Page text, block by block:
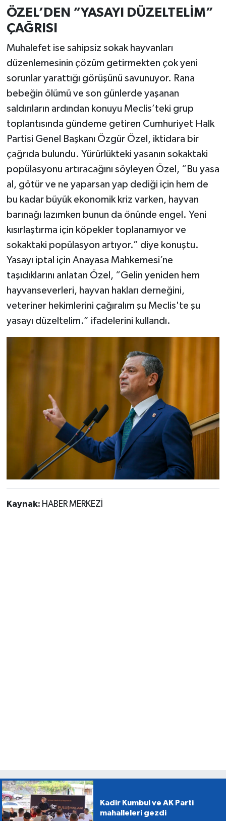
ÖZEL’DEN “YASAYI DÜZELTELİM”
ÇAĞRISI
Muhalefet ise sahipsiz sokak hayvanları
düzenlemesinin çözüm getirmekten çok yeni
sorunlar yarattığı görüşünü savunuyor. Rana
bebeğin ölümü ve son günlerde yaşanan
saldırıların ardından konuyu Meclis’teki grup
toplantısında gündeme getiren Cumhuriyet Halk
Partisi Genel Başkanı Özgür Özel, iktidara bir
çağrıda bulundu. Yürürlükteki yasanın sokaktaki
popülasyonu artıracağını söyleyen Özel, “Bu yasa
al, götür ve ne yaparsan yap dediği için hem de
bu kadar büyük ekonomik kriz varken, hayvan
barınağı lazımken bunun da önünde engel. Yeni
kısırlaştırma için köpekler toplanamıyor ve
sokaktaki popülasyon artıyor.” diye konuştu.
Yasayı iptal için Anayasa Mahkemesi’ne
taşıdıklarını anlatan Özel, “Gelin yeniden hem
hayvanseverleri, hayvan hakları derneğini,
veteriner hekimlerini çağıralım şu Meclis'te şu
yasayı düzeltelim.” ifadelerini kullandı.
Kaynak: HABER MERKEZİ
Kadir Kumbul ve AK Parti
mahalleleri gezdi